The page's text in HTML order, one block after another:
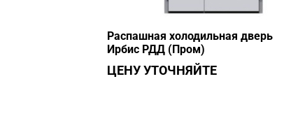
Распашная холодильная дверь
Ирбис РДД (Пром)
ЦЕНУ УТОЧНЯЙТЕ